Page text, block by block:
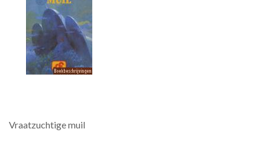
Vraatzuchtige muil